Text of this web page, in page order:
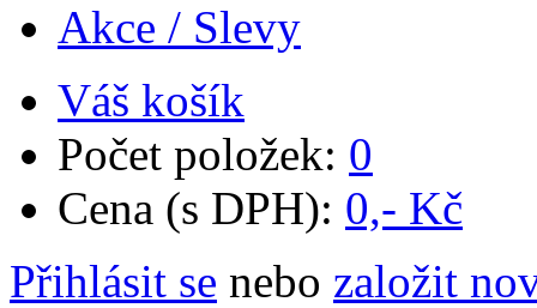
Akce / Slevy
Váš košík
Počet položek: 0
Cena (s DPH): 0,- Kč
Přihlásit se nebo založit